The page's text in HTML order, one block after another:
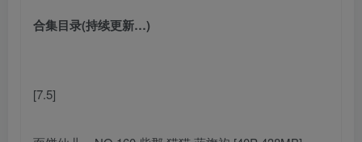
合集目录(持续更新…)
[7.5]